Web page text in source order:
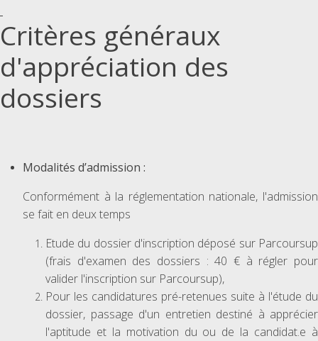
Critères généraux
d'appréciation des
dossiers
Modalités d’admission :
Conformément à la réglementation nationale, l'admission
se fait en deux temps
Etude du dossier d'inscription déposé sur Parcoursup
(frais d'examen des dossiers : 40 € à régler pour
valider l'inscription sur Parcoursup),
Pour les candidatures pré-retenues suite à l'étude du
dossier, passage d'un entretien destiné à apprécier
l'aptitude et la motivation du ou de la candidat.e à